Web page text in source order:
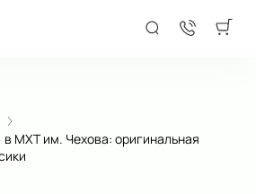
МХТ им. Чехова: оригинальная